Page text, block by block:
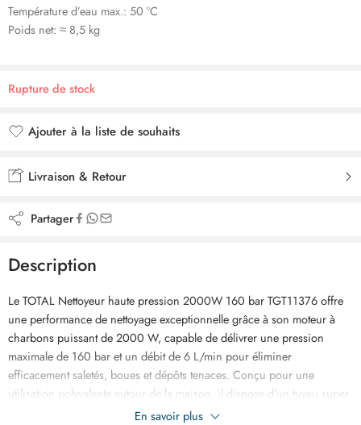
Température d’eau max.: 50 °C
Poids net: ≈ 8,5 kg
Rupture de stock
Ajouter à la liste de souhaits
Livraison & Retour
Partager
Description
Le TOTAL Nettoyeur haute pression 2000W 160 bar TGT11376 offre
une performance de nettoyage exceptionnelle grâce à son moteur à
charbons puissant de 2000 W, capable de délivrer une pression
maximale de 160 bar et un débit de 6 L/min pour éliminer
efficacement saletés, boues et dépôts tenaces. Conçu pour une
utilisation polyvalente autour de la maison, il dispose d’un tuyau super
flexible de 5 mètres facilitant les déplacements ainsi que d’une
En savoir plus